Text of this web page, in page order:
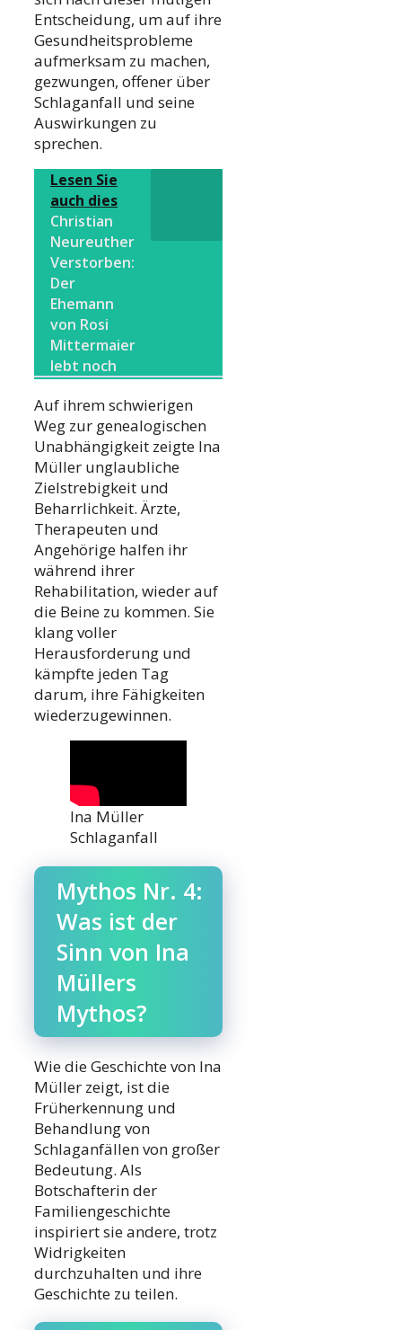
Entscheidung, um auf ihre
Gesundheitsprobleme
aufmerksam zu machen,
gezwungen, offener über
Schlaganfall und seine
Auswirkungen zu
sprechen.
Lesen Sie
auch dies
Christian
Neureuther
Verstorben:
Der
Ehemann
von Rosi
Mittermaier
lebt noch
Auf ihrem schwierigen
Weg zur genealogischen
Unabhängigkeit zeigte Ina
Müller unglaubliche
Zielstrebigkeit und
Beharrlichkeit. Ärzte,
Therapeuten und
Angehörige halfen ihr
während ihrer
Rehabilitation, wieder auf
die Beine zu kommen. Sie
klang voller
Herausforderung und
kämpfte jeden Tag
darum, ihre Fähigkeiten
wiederzugewinnen.
Ina Müller
Schlaganfall
Mythos Nr. 4:
Was ist der
Sinn von Ina
Müllers
Mythos?
Wie die Geschichte von Ina
Müller zeigt, ist die
Früherkennung und
Behandlung von
Schlaganfällen von großer
Bedeutung. Als
Botschafterin der
Familiengeschichte
inspiriert sie andere, trotz
Widrigkeiten
durchzuhalten und ihre
Geschichte zu teilen.